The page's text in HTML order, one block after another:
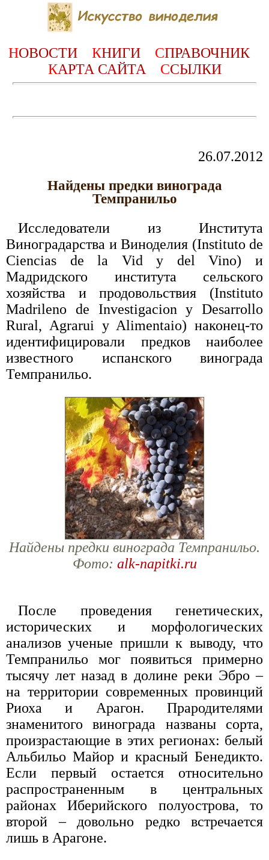
НОВОСТИ КНИГИ СПРАВОЧНИК
КАРТА САЙТА ССЫЛКИ
26.07.2012
Найдены предки винограда
Темпранильо
Исследователи из Института
Виноградарства и Виноделия (Instituto de
Ciencias de la Vid y del Vino) и
Мадридского института сельского
хозяйства и продовольствия (Instituto
Madrileno de Investigacion y Desarrollo
Rural, Agrarui y Alimentaio) наконец-то
идентифицировали предков наиболее
известного испанского винограда
Темпранильо.
Найдены предки винограда Темпранильо.
Фото: alk-napitki.ru
После проведения генетических,
исторических и морфологических
анализов ученые пришли к выводу, что
Темпранильо мог появиться примерно
тысячу лет назад в долине реки Эбро –
на территории современных провинций
Риоха и Арагон. Прародителями
знаменитого винограда названы сорта,
произрастающие в этих регионах: белый
Альбильо Майор и красный Бенедикто.
Если первый остается относительно
распространенным в центральных
районах Иберийского полуострова, то
второй – довольно редко встречается
лишь в Арагоне.